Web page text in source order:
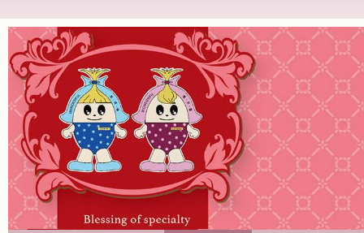
萬得福興業有限公司